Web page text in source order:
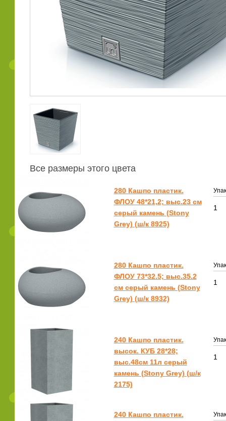
Все размеры этого цвета
280 Кашпо пластик.
ФЛОУ 48*21,2; выс.23 см
серый камень (Stony
Grey) (ш/к 8925)
1
280 Кашпо пластик.
ФЛОУ 73*32.5; выс.35.2
см серый камень (Stony
Grey) (ш/к 8932)
1
240 Кашпо пластик.
высок. КУБ 28*28;
выс.48см 11л серый
камень (Stony Grey) (ш/к
2175)
1
240 Кашпо пластик.